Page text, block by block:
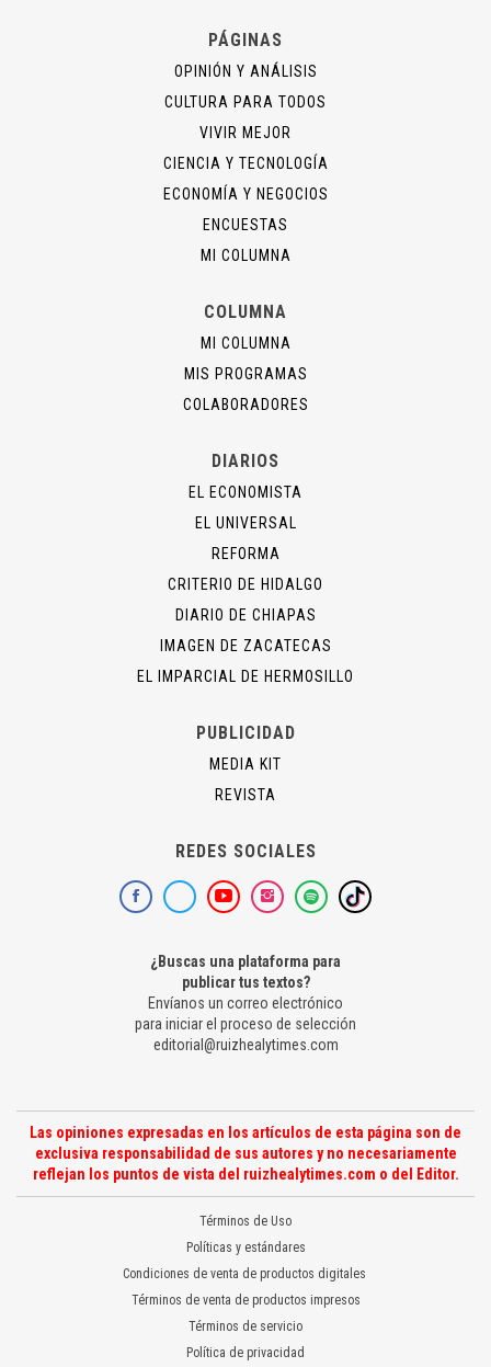
PÁGINAS
OPINIÓN Y ANÁLISIS
CULTURA PARA TODOS
VIVIR MEJOR
CIENCIA Y TECNOLOGÍA
ECONOMÍA Y NEGOCIOS
ENCUESTAS
MI COLUMNA
COLUMNA
MI COLUMNA
MIS PROGRAMAS
COLABORADORES
DIARIOS
EL ECONOMISTA
EL UNIVERSAL
REFORMA
CRITERIO DE HIDALGO
DIARIO DE CHIAPAS
IMAGEN DE ZACATECAS
EL IMPARCIAL DE HERMOSILLO
PUBLICIDAD
MEDIA KIT
REVISTA
REDES SOCIALES
¿Buscas una plataforma para
publicar tus textos?
Envíanos un correo electrónico
para iniciar el proceso de selección
editorial@ruizhealytimes.com
Las opiniones expresadas en los artículos de esta página son de
exclusiva responsabilidad de sus autores y no necesariamente
reflejan los puntos de vista del ruizhealytimes.com o del Editor.
Términos de Uso
Políticas y estándares
Condiciones de venta de productos digitales
Términos de venta de productos impresos
Términos de servicio
Política de privacidad